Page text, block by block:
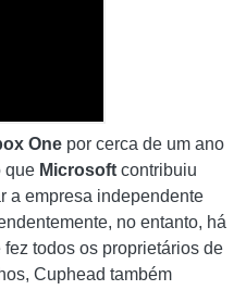
One por cerca de um ano
que Microsoft contribuiu
a empresa independente
no entanto, há
todos os proprietários de
Cuphead também